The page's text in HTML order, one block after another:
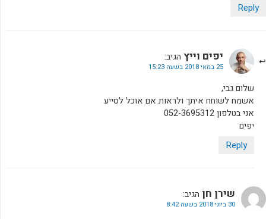
Reply
יפים וייץ הגיב:
25 במאי 2018 בשעה 15:23
שלום גבי,
אשמח לשוחח איתך ולראות אם אוכל לסייע
אני בטלפון 052-3695312
יפים
Reply
שירן חן הגיב:
30 ביוני 2018 בשעה 8:42